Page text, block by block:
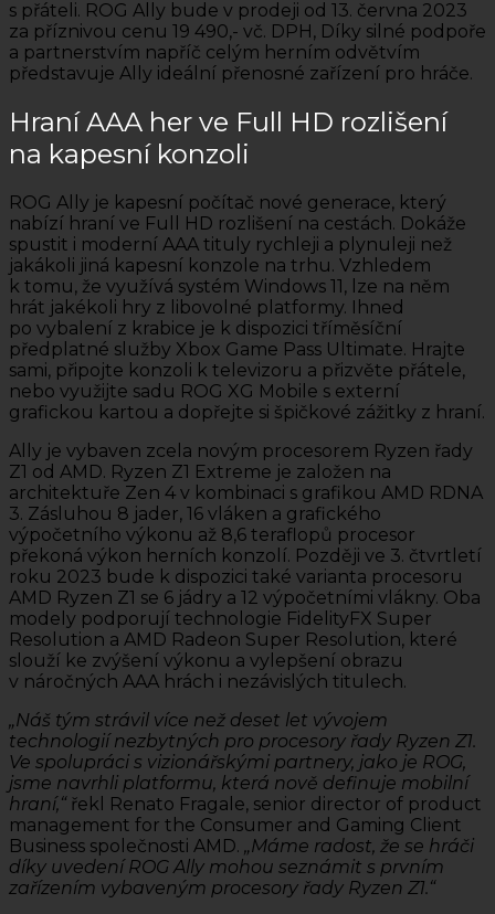
s přáteli. ROG Ally bude v prodeji od 13. června 2023
za příznivou cenu 19 490,- vč. DPH, Díky silné podpoře
a partnerstvím napříč celým herním odvětvím
představuje Ally ideální přenosné zařízení pro hráče.
Hraní AAA her ve Full HD rozlišení
na kapesní konzoli
ROG Ally je kapesní počítač nové generace, který
nabízí hraní ve Full HD rozlišení na cestách. Dokáže
spustit i moderní AAA tituly rychleji a plynuleji než
jakákoli jiná kapesní konzole na trhu. Vzhledem
k tomu, že využívá systém Windows 11, lze na něm
hrát jakékoli hry z libovolné platformy. Ihned
po vybalení z krabice je k dispozici tříměsíční
předplatné služby Xbox Game Pass Ultimate. Hrajte
sami, připojte konzoli k televizoru a přizvěte přátele,
nebo využijte sadu ROG XG Mobile s externí
grafickou kartou a dopřejte si špičkové zážitky z hraní.
Ally je vybaven zcela novým procesorem Ryzen řady
Z1 od AMD. Ryzen Z1 Extreme je založen na
architektuře Zen 4 v kombinaci s grafikou AMD RDNA
3. Zásluhou 8 jader, 16 vláken a grafického
výpočetního výkonu až 8,6 teraflopů procesor
překoná výkon herních konzolí. Později ve 3. čtvrtletí
roku 2023 bude k dispozici také varianta procesoru
AMD Ryzen Z1 se 6 jádry a 12 výpočetními vlákny. Oba
modely podporují technologie FidelityFX Super
Resolution a AMD Radeon Super Resolution, které
slouží ke zvýšení výkonu a vylepšení obrazu
v náročných AAA hrách i nezávislých titulech.
„Náš tým strávil více než deset let vývojem
technologií nezbytných pro procesory řady Ryzen Z1.
Ve spolupráci s vizionářskými partnery, jako je ROG,
jsme navrhli platformu, která nově definuje mobilní
hraní,“řekl Renato Fragale, senior director of product
management for the Consumer and Gaming Client
Business společnosti AMD. „Máme radost, že se hráči
díky uvedení ROG Ally mohou seznámit s prvním
zařízením vybaveným procesory řady Ryzen Z1.“